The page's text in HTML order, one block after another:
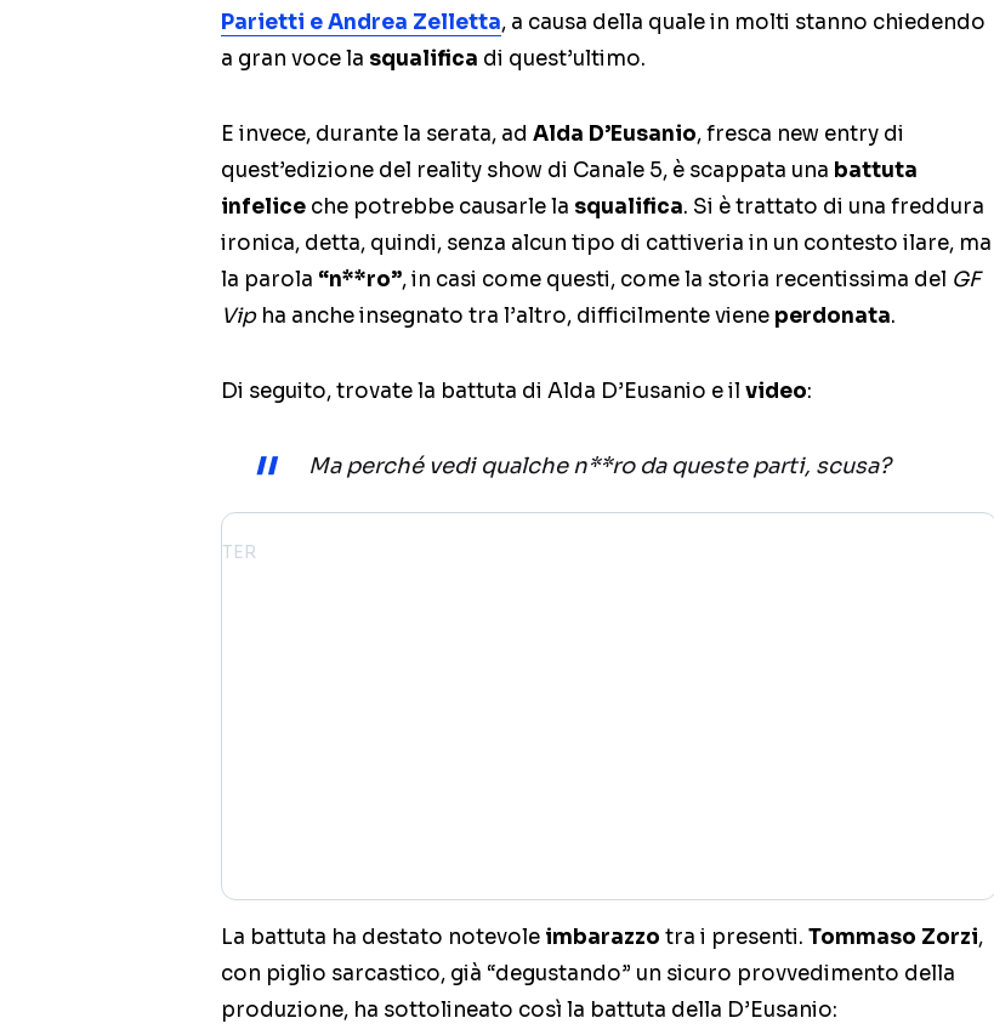
Parietti e Andrea Zelletta, a causa della quale in molti stanno chiedendo
a gran voce la squalifica di quest’ultimo.
E invece, durante la serata, ad Alda D’Eusanio, fresca new entry di
quest’edizione del reality show di Canale 5, è scappata una battuta
infelice che potrebbe causarle la squalifica. Si è trattato di una freddura
ironica, detta, quindi, senza alcun tipo di cattiveria in un contesto ilare, ma
la parola “n**ro”, in casi come questi, come la storia recentissima del GF
Vipha anche insegnato tra l’altro, difficilmente viene perdonata.
Di seguito, trovate la battuta di Alda D’Eusanio e il video:
Ma perché vedi qualche n**ro da queste parti, scusa?
La battuta ha destato notevole imbarazzo tra i presenti. Tommaso Zorzi,
con piglio sarcastico, già “degustando” un sicuro provvedimento della
produzione, ha sottolineato così la battuta della D’Eusanio: